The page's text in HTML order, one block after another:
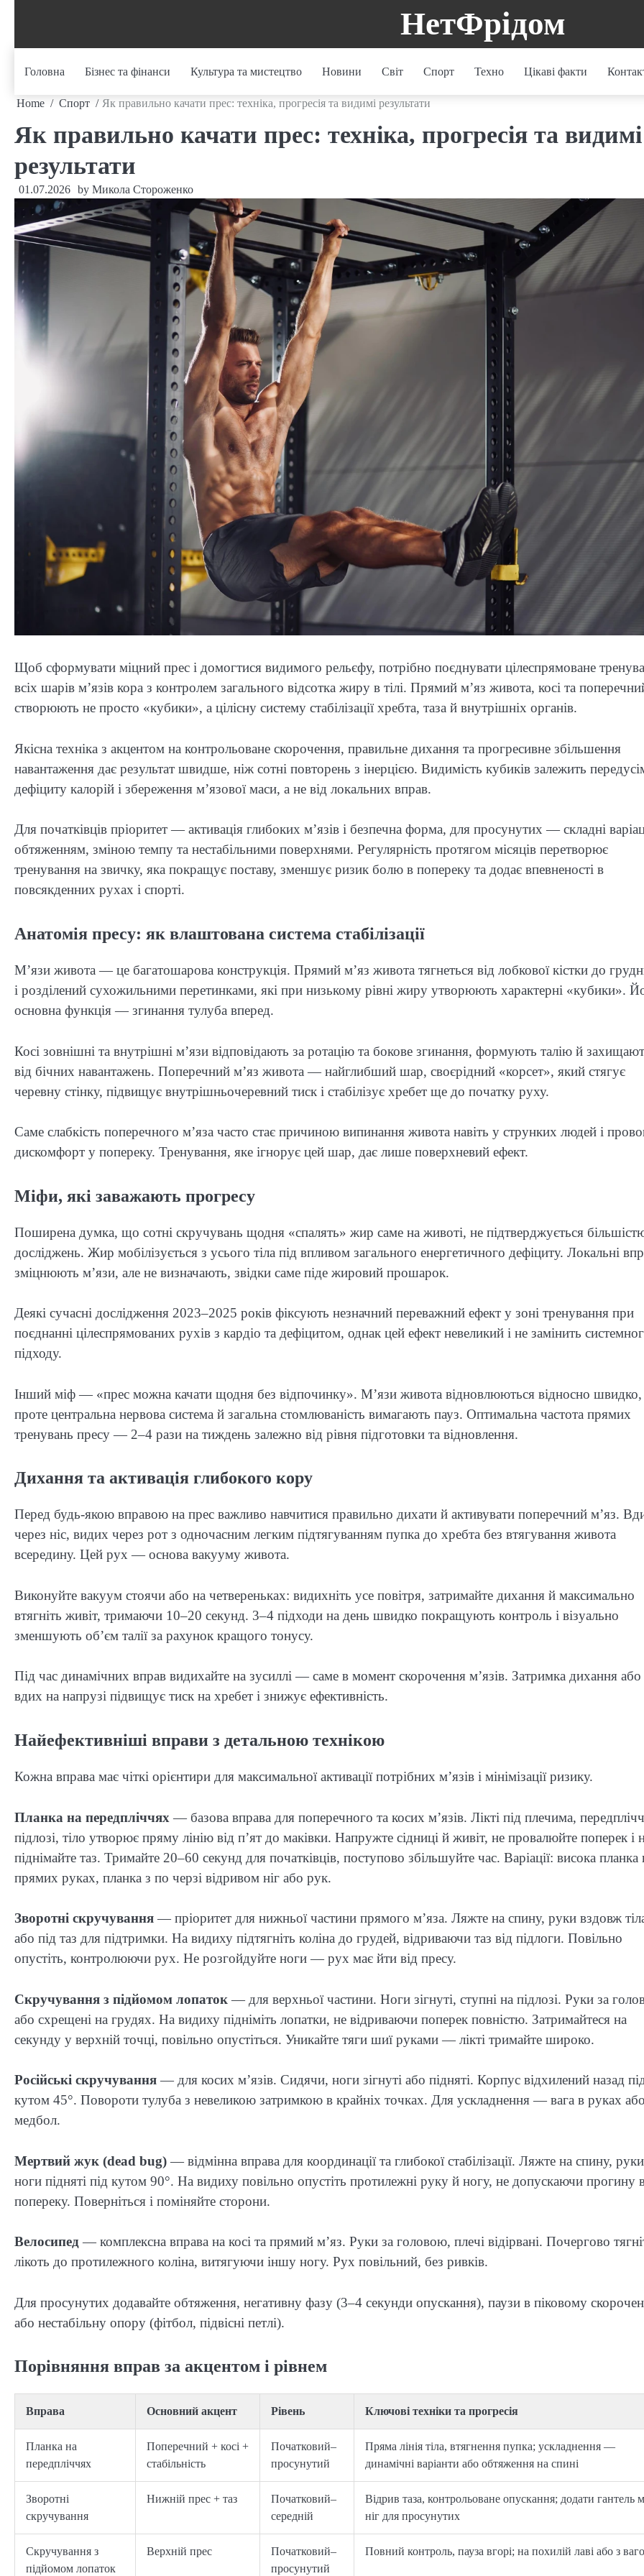
НетФрідом
Головна Бізнес та фінанси Культура та мистецтво Новини Світ Спорт Техно Цікаві факти
Home Спорт Як правильно качати прес: техніка, прогресія та видимі результати
Як правильно качати прес: техніка, прогресія та видимі
результати
01.07.2026 by Микола Стороженко
Щоб сформувати міцний прес і домогтися видимого рельєфу, потрібно поєднувати цілеспрямоване
всіх шарів м’язів кора з контролем загального відсотка жиру в тілі. Прямий м’яз живота, косі та
створюють не просто «кубики», а цілісну систему стабілізації хребта, таза й внутрішніх органів.
Якісна техніка з акцентом на контрольоване скорочення, правильне дихання та прогресивне збільшення
навантаження дає результат швидше, ніж сотні повторень з інерцією. Видимість кубиків залежить
дефіциту калорій і збереження м’язової маси, а не від локальних вправ.
Для початківців пріоритет — активація глибоких м’язів і безпечна форма, для просунутих — складні
обтяженням, зміною темпу та нестабільними поверхнями. Регулярність протягом місяців перетворює
тренування на звичку, яка покращує поставу, зменшує ризик болю в попереку та додає впевненості в
повсякденних рухах і спорті.
Анатомія пресу: як влаштована система стабілізації
М’язи живота — це багатошарова конструкція. Прямий м’яз живота тягнеться від лобкової кістки до
і розділений сухожильними перетинками, які при низькому рівні жиру утворюють характерні «кубики».
основна функція — згинання тулуба вперед.
Косі зовнішні та внутрішні м’язи відповідають за ротацію та бокове згинання, формують талію й
від бічних навантажень. Поперечний м’яз живота — найглибший шар, своєрідний «корсет», який стягує
черевну стінку, підвищує внутрішньочеревний тиск і стабілізує хребет ще до початку руху.
Саме слабкість поперечного м’яза часто стає причиною випинання живота навіть у струнких людей і
дискомфорт у попереку. Тренування, яке ігнорує цей шар, дає лише поверхневий ефект.
Міфи, які заважають прогресу
Поширена думка, що сотні скручувань щодня «спалять» жир саме на животі, не підтверджується
досліджень. Жир мобілізується з усього тіла під впливом загального енергетичного дефіциту. Локальні
зміцнюють м’язи, але не визначають, звідки саме піде жировий прошарок.
Деякі сучасні дослідження 2023–2025 років фіксують незначний переважний ефект у зоні тренування при
поєднанні цілеспрямованих рухів з кардіо та дефіцитом, однак цей ефект невеликий і не замінить
підходу.
Інший міф — «прес можна качати щодня без відпочинку». М’язи живота відновлюються відносно швидко,
проте центральна нервова система й загальна стомлюваність вимагають пауз. Оптимальна частота прямих
тренувань пресу — 2–4 рази на тиждень залежно від рівня підготовки та відновлення.
Дихання та активація глибокого кору
Перед будь-якою вправою на прес важливо навчитися правильно дихати й активувати поперечний м’яз.
через ніс, видих через рот з одночасним легким підтягуванням пупка до хребта без втягування живота
всередину. Цей рух — основа вакууму живота.
Виконуйте вакуум стоячи або на четвереньках: видихніть усе повітря, затримайте дихання й максимально
втягніть живіт, тримаючи 10–20 секунд. 3–4 підходи на день швидко покращують контроль і візуально
зменшують об’єм талії за рахунок кращого тонусу.
Під час динамічних вправ видихайте на зусиллі — саме в момент скорочення м’язів. Затримка дихання або
вдих на напрузі підвищує тиск на хребет і знижує ефективність.
Найефективніші вправи з детальною технікою
Кожна вправа має чіткі орієнтири для максимальної активації потрібних м’язів і мінімізації ризику.
Планка на передпліччях — базова вправа для поперечного та косих м’язів. Лікті під плечима,
підлозі, тіло утворює пряму лінію від п’ят до маківки. Напружте сідниці й живіт, не провалюйте поперек і
піднімайте таз. Тримайте 20–60 секунд для початківців, поступово збільшуйте час. Варіації: висока планка
прямих руках, планка з по черзі відривом ніг або рук.
Зворотні скручування— пріоритет для нижньої частини прямого м’яза. Ляжте на спину, руки вздовж
або під таз для підтримки. На видиху підтягніть коліна до грудей, відриваючи таз від підлоги. Повільно
опустіть, контролюючи рух. Не розгойдуйте ноги — рух має йти від пресу.
Скручування з підйомом лопаток— для верхньої частини. Ноги зігнуті, ступні на підлозі. Руки за
або схрещені на грудях. На видиху підніміть лопатки, не відриваючи поперек повністю. Затримайтеся на
секунду у верхній точці, повільно опустіться. Уникайте тяги шиї руками — лікті тримайте широко.
Російські скручування— для косих м’язів. Сидячи, ноги зігнуті або підняті. Корпус відхилений назад
кутом 45°. Повороти тулуба з невеликою затримкою в крайніх точках. Для ускладнення — вага в руках або
медбол.
Мертвий жук (dead bug)— відмінна вправа для координації та глибокої стабілізації. Ляжте на спину,
ноги підняті під кутом 90°. На видиху повільно опустіть протилежні руку й ногу, не допускаючи прогину
попереку. Поверніться і поміняйте сторони.
Велосипед— комплексна вправа на косі та прямий м’яз. Руки за головою, плечі відірвані. Почергово
лікоть до протилежного коліна, витягуючи іншу ногу. Рух повільний, без ривків.
Для просунутих додавайте обтяження, негативну фазу (3–4 секунди опускання), паузи в піковому
або нестабільну опору (фітбол, підвісні петлі).
Порівняння вправ за акцентом і рівнем
Вправа Основний акцент Рівень Ключові техніки та прогресія
Планка на
передпліччях
Поперечний + косі +
стабільність
Початковий–
просунутий
Пряма лінія тіла, втягнення пупка; ускладнення —
динамічні варіанти або обтяження на спині
Зворотні
скручування
Нижній прес + таз
Початковий–
середній
Відрив таза, контрольоване опускання; додати гантель
ніг для просунутих
Скручування з
підйомом лопаток
Верхній прес
Початковий–
просунутий
Повний контроль, пауза вгорі; на похилій лаві або з